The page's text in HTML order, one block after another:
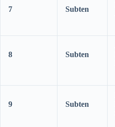
7 Subten
8 Subten
9 Subten